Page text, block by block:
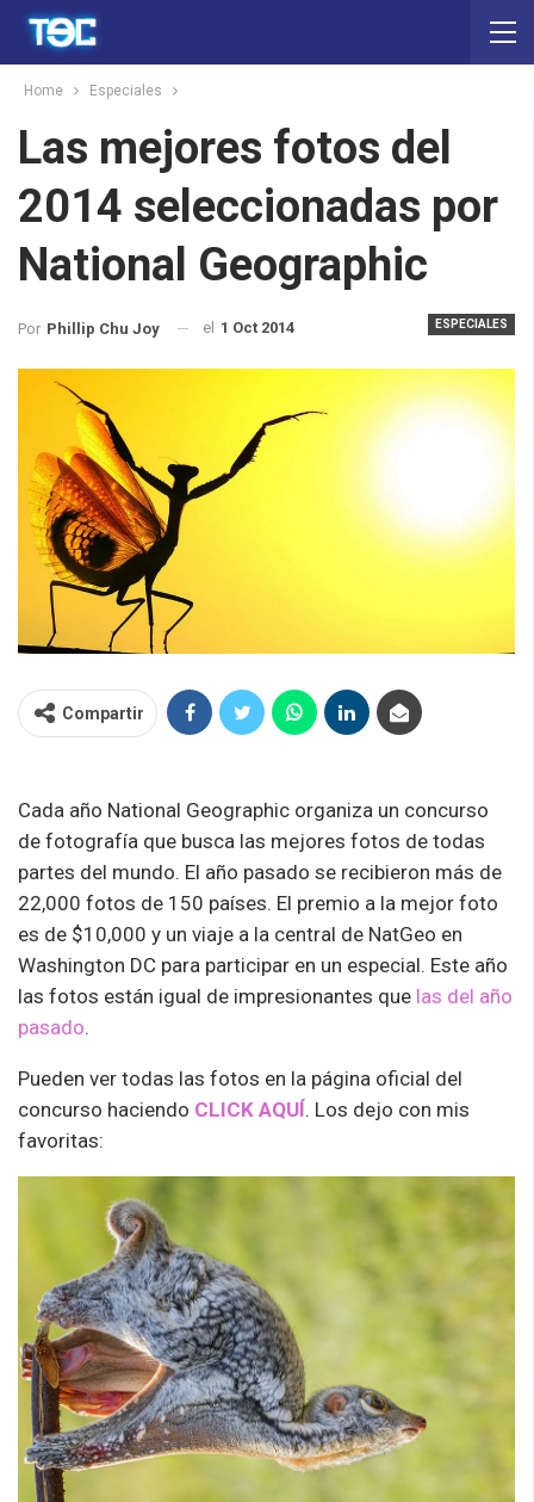
Home Especiales
Las mejores fotos del
2014 seleccionadas por
National Geographic
ESPECIALES
Por Phillip Chu Joy el 1 Oct 2014
Compartir
Cada año National Geographic organiza un concurso
de fotografía que busca las mejores fotos de todas
partes del mundo. El año pasado se recibieron más de
22,000 fotos de 150 países. El premio a la mejor foto
es de $10,000 y un viaje a la central de NatGeo en
Washington DC para participar en un especial. Este año
las fotos están igual de impresionantes que las del año
pasado.
Pueden ver todas las fotos en la página oficial del
concurso haciendo CLICK AQUÍ. Los dejo con mis
favoritas: